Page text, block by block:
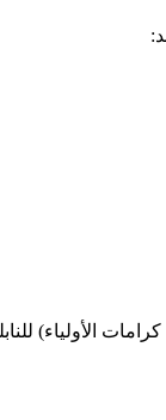
الأولياء)